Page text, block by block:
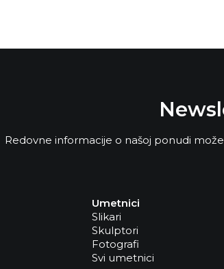
Redovne informacije o našoj ponudi
Umetnici
Slikari
Skulptori
Fotografi
Svi umetnici